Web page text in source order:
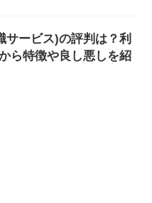
サービス)の評判は？利
ら特徴や良し悪しを紹